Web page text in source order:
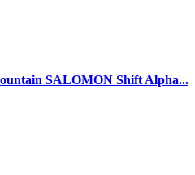
SALOMON Shift Alpha...